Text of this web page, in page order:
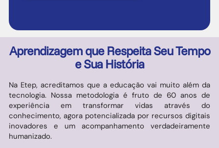
Aprendizagem que Respeita Seu Tempo
e Sua História
Na Etep, acreditamos que a educação vai muito além da
tecnologia. Nossa metodologia é fruto de 60 anos de
experiência em transformar vidas através do
conhecimento, agora potencializada por recursos digitais
inovadores e um acompanhamento verdadeiramente
humanizado.